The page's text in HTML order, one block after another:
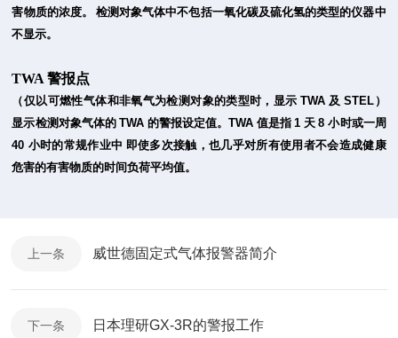
害物质的浓度。 检测对象气体中不包括一氧化碳及硫化氢的类型的仪器中
不显示。
TWA 警报点
（仅以可燃性气体和非氧气为检测对象的类型时，显示TWA及STEL ）
显示检测对象气体的 TWA 的警报设定值。TWA值是指1 天8小时或一周
40 小时的常规作业中 即使多次接触，也几乎对所有使用者不会造成健康
危害的有害物质的时间负荷平均值。
上一条 威世德固定式气体报警器简介
下一条 日本理研GX-3R的警报工作